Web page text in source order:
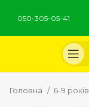
050-305-05-41
Головна 6-9 років